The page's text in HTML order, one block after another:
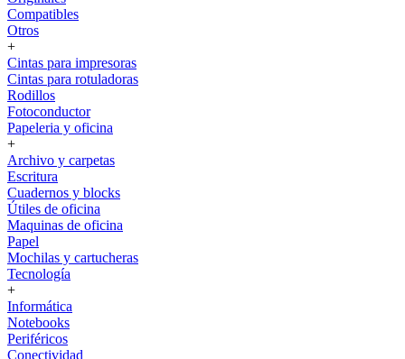
Compatibles
Otros
+
Cintas para impresoras
Cintas para rotuladoras
Rodillos
Fotoconductor
Papeleria y oficina
+
Archivo y carpetas
Escritura
Cuadernos y blocks
Útiles de oficina
Maquinas de oficina
Papel
Mochilas y cartucheras
Tecnología
+
Informática
Notebooks
Periféricos
Conectividad